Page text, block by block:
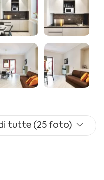
e asciugacapelli.
ospiti. Wifi gratuito, aria
a rotazione (senza
disponibile
tutte (25 foto)